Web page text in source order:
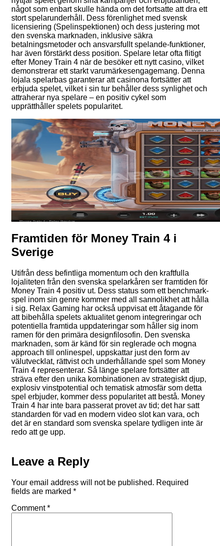
något som enbart skulle hända om det fortsatte att dra ett
stort spelarunderhåll. Dess förenlighet med svensk
licensiering (Spelinspektionen) och dess justering mot
den svenska marknaden, inklusive säkra
betalningsmetoder och ansvarsfullt spelande-funktioner,
har även förstärkt dess position. Spelare letar ofta flitigt
efter Money Train 4 när de besöker ett nytt casino, vilket
demonstrerar ett starkt varumärkesengagemang. Denna
lojala spelarbas garanterar att casinona fortsätter att
erbjuda spelet, vilket i sin tur behåller dess synlighet och
attraherar nya spelare – en positiv cykel som
upprätthåller spelets popularitet.
Framtiden för Money Train 4 i
Sverige
Utifrån dess befintliga momentum och den kraftfulla
lojaliteten från den svenska spelarkåren ser framtiden för
Money Train 4 positiv ut. Dess status som ett benchmark-
spel inom sin genre kommer med all sannolikhet att hålla
i sig. Relax Gaming har också uppvisat ett åtagande för
att bibehålla spelets aktualitet genom integreringar och
potentiella framtida uppdateringar som håller sig inom
ramen för den primära designfilosofin. Den svenska
marknaden, som är känd för sin reglerade och mogna
approach till onlinespel, uppskattar just den form av
välutvecklat, rättvist och underhållande spel som Money
Train 4 representerar. Så länge spelare fortsätter att
sträva efter den unika kombinationen av strategiskt djup,
explosiv vinstpotential och tematisk atmosfär som detta
spel erbjuder, kommer dess popularitet att bestå. Money
Train 4 har inte bara passerat provet av tid; det har satt
standarden för vad en modern video slot kan vara, och
det är en standard som svenska spelare tydligen inte är
redo att ge upp.
Leave a Reply
Your email address will not be published. Required
fields are marked *
Comment*